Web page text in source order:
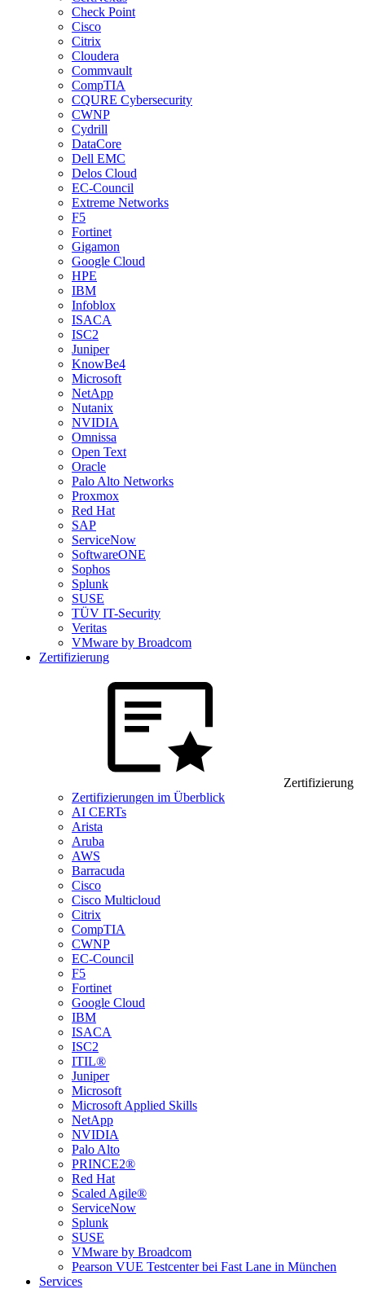
Check Point
Cisco
Citrix
Cloudera
Commvault
CompTIA
CQURE Cybersecurity
CWNP
Cydrill
DataCore
Dell EMC
Delos Cloud
EC-Council
Extreme Networks
F5
Fortinet
Gigamon
Google Cloud
HPE
IBM
Infoblox
ISACA
ISC2
Juniper
KnowBe4
Microsoft
NetApp
Nutanix
NVIDIA
Omnissa
Open Text
Oracle
Palo Alto Networks
Proxmox
Red Hat
SAP
ServiceNow
SoftwareONE
Sophos
Splunk
SUSE
TÜV IT-Security
Veritas
VMware by Broadcom
Zertifizierung
Zertifizierung
Zertifizierungen im Überblick
AI CERTs
Arista
Aruba
AWS
Barracuda
Cisco
Cisco Multicloud
Citrix
CompTIA
CWNP
EC-Council
F5
Fortinet
Google Cloud
IBM
ISACA
ISC2
ITIL®
Juniper
Microsoft
Microsoft Applied Skills
NetApp
NVIDIA
Palo Alto
PRINCE2®
Red Hat
Scaled Agile®
ServiceNow
Splunk
SUSE
VMware by Broadcom
Pearson VUE Testcenter bei Fast Lane in München
Services